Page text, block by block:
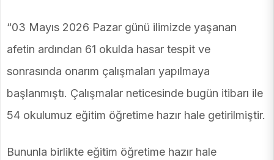
“03 Mayıs 2026 Pazar günü ilimizde yaşanan
afetin ardından 61 okulda hasar tespit ve
sonrasında onarım çalışmaları yapılmaya
başlanmıştı. Çalışmalar neticesinde bugün itibarı ile
54 okulumuz eğitim öğretime hazır hale getirilmiştir.
Bununla birlikte eğitim öğretime hazır hale